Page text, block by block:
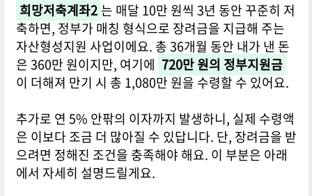
희망저축계좌2 는 매달 10만 원씩 3년 동안 꾸준히 저
축하면, 정부가 매칭 형식으로 장려금을 지급해 주는
자산형성지원 사업이에요. 총 36개월 동안 내가 낸 돈
은 360만 원이지만, 여기에 720만 원의 정부지원금
이 더해져 만기 시 총 1,080만 원을 수령할 수 있어요.
추가로 연 5% 안팎의 이자까지 발생하니, 실제 수령액
은 이보다 조금 더 많아질 수 있답니다. 단, 장려금을 받
으려면 정해진 조건을 충족해야 해요. 이 부분은 아래
에서 자세히 설명드릴게요.